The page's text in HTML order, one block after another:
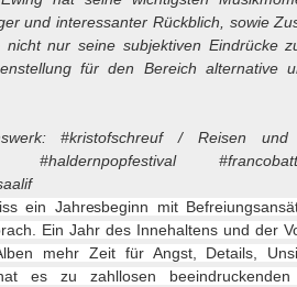
und interessanter Rückblich, sowie
nur seine subjektiven Eindrücke
für den Bereich alternative
#kristofschreuf / Reisen und
#haldernpopfestival
ein Jahresbeginn mit
Ein Jahr des Innehaltens und der
mehr Zeit für Angst, Details,
es zu zahllosen beeindruckenden